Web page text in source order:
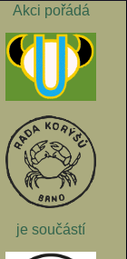
Akci pořádá
je součástí